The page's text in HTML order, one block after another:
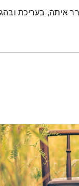
איתה, בעריכת